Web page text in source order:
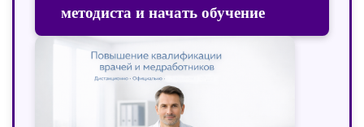
методиста и начать обучение